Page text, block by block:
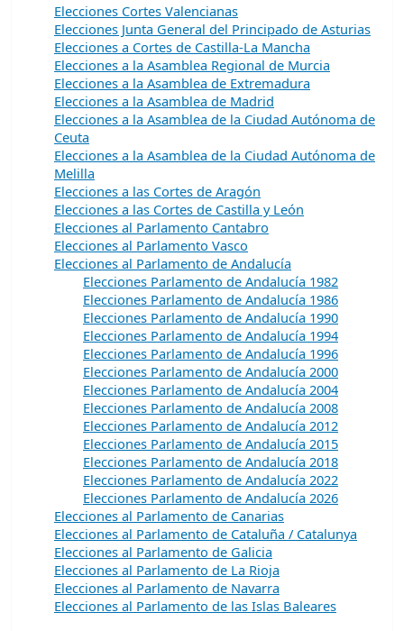
Elecciones Cortes Valencianas
Elecciones Junta General del Principado de Asturias
Elecciones a Cortes de Castilla-La Mancha
Elecciones a la Asamblea Regional de Murcia
Elecciones a la Asamblea de Extremadura
Elecciones a la Asamblea de Madrid
Elecciones a la Asamblea de la Ciudad Autónoma de
Ceuta
Elecciones a la Asamblea de la Ciudad Autónoma de
Melilla
Elecciones a las Cortes de Aragón
Elecciones a las Cortes de Castilla y León
Elecciones al Parlamento Cantabro
Elecciones al Parlamento Vasco
Elecciones al Parlamento de Andalucía
Elecciones Parlamento de Andalucía 1982
Elecciones Parlamento de Andalucía 1986
Elecciones Parlamento de Andalucía 1990
Elecciones Parlamento de Andalucía 1994
Elecciones Parlamento de Andalucía 1996
Elecciones Parlamento de Andalucía 2000
Elecciones Parlamento de Andalucía 2004
Elecciones Parlamento de Andalucía 2008
Elecciones Parlamento de Andalucía 2012
Elecciones Parlamento de Andalucía 2015
Elecciones Parlamento de Andalucía 2018
Elecciones Parlamento de Andalucía 2022
Elecciones Parlamento de Andalucía 2026
Elecciones al Parlamento de Canarias
Elecciones al Parlamento de Cataluña / Catalunya
Elecciones al Parlamento de Galicia
Elecciones al Parlamento de La Rioja
Elecciones al Parlamento de Navarra
Elecciones al Parlamento de las Islas Baleares